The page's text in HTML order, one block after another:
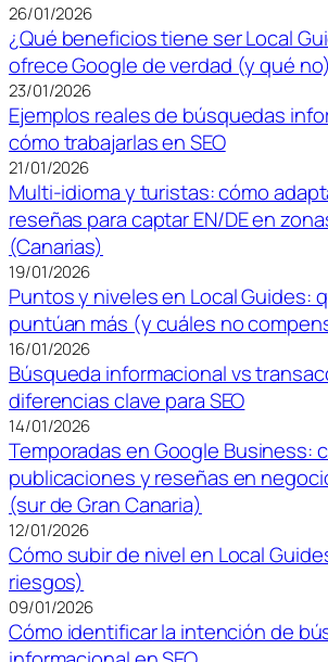
26/01/2026
¿Qué beneficios tiene ser Local
ofrece Google de verdad (y qué no)
23/01/2026
Ejemplos reales de búsquedas
cómo trabajarlas en SEO
21/01/2026
Multi-idioma y turistas: cómo
reseñas para captar EN/DE en
(Canarias)
19/01/2026
Puntos y niveles en Local Guides:
puntúan más (y cuáles no
16/01/2026
Búsqueda informacional vs
diferencias clave para SEO
14/01/2026
Temporadas en Google Business:
publicaciones y reseñas en
(sur de Gran Canaria)
12/01/2026
Cómo subir de nivel en Local
riesgos)
09/01/2026
Cómo identificar la intención de